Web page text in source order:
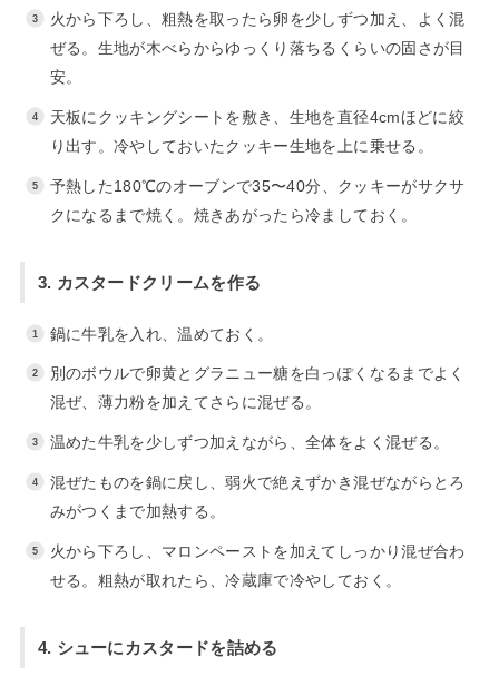
火から下ろし、粗熱を取ったら卵を少しずつ加え、よく混
ぜる。生地が木べらからゆっくり落ちるくらいの固さが目
安。
天板にクッキングシートを敷き、生地を直径4cmほどに絞
り出す。冷やしておいたクッキー生地を上に乗せる。
予熱した180℃のオーブンで35〜40分、クッキーがサクサ
クになるまで焼く。焼きあがったら冷ましておく。
3. カスタードクリームを作る
鍋に牛乳を入れ、温めておく。
別のボウルで卵黄とグラニュー糖を白っぽくなるまでよく
混ぜ、薄力粉を加えてさらに混ぜる。
温めた牛乳を少しずつ加えながら、全体をよく混ぜる。
混ぜたものを鍋に戻し、弱火で絶えずかき混ぜながらとろ
みがつくまで加熱する。
火から下ろし、マロンペーストを加えてしっかり混ぜ合わ
せる。粗熱が取れたら、冷蔵庫で冷やしておく。
4. シューにカスタードを詰める